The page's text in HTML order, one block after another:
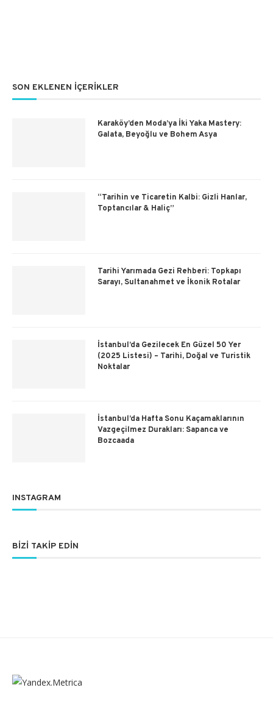
SON EKLENEN İÇERIKLER
Karaköy’den Moda’ya İki Yaka Mastery:
Galata, Beyoğlu ve Bohem Asya
“Tarihin ve Ticaretin Kalbi: Gizli Hanlar,
Toptancılar & Haliç”
Tarihi Yarımada Gezi Rehberi: Topkapı
Sarayı, Sultanahmet ve İkonik Rotalar
İstanbul’da Gezilecek En Güzel 50 Yer
(2025 Listesi) – Tarihi, Doğal ve Turistik
Noktalar
İstanbul’da Hafta Sonu Kaçamaklarının
Vazgeçilmez Durakları: Sapanca ve
Bozcaada
INSTAGRAM
BIZI TAKIP EDIN